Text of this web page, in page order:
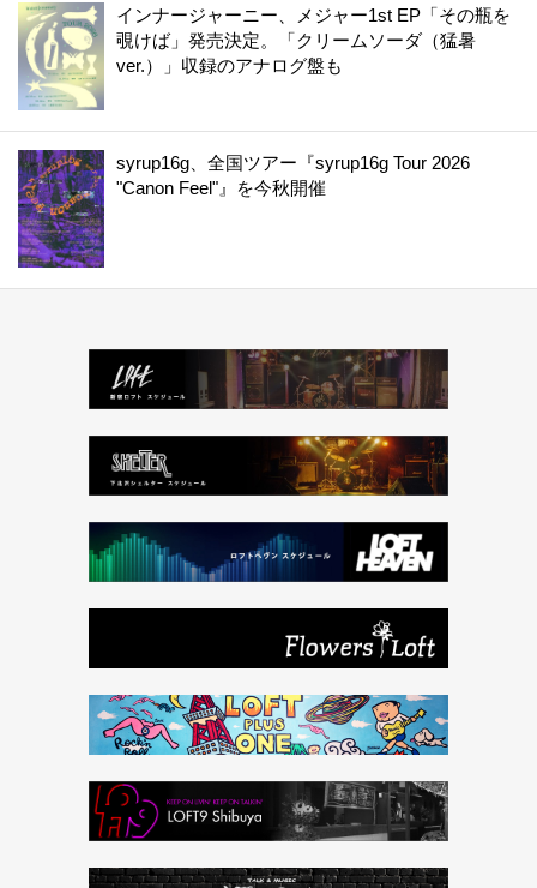
インナージャーニー、メジャー1st EP「その瓶を
覗けば」発売決定。「クリームソーダ（猛暑
ver.）」収録のアナログ盤も
syrup16g、全国ツアー『syrup16g Tour 2026
"Canon Feel"』を今秋開催